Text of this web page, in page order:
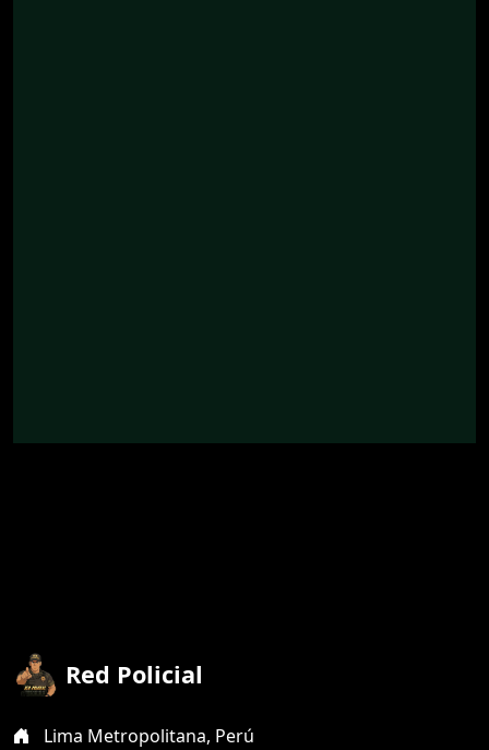
Red Policial
Lima Metropolitana, Perú